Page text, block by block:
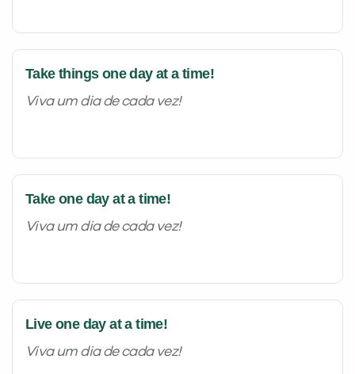
Take things one day at a time!
Viva um dia de cada vez!
Take one day at a time!
Viva um dia de cada vez!
Live one day at a time!
Viva um dia de cada vez!